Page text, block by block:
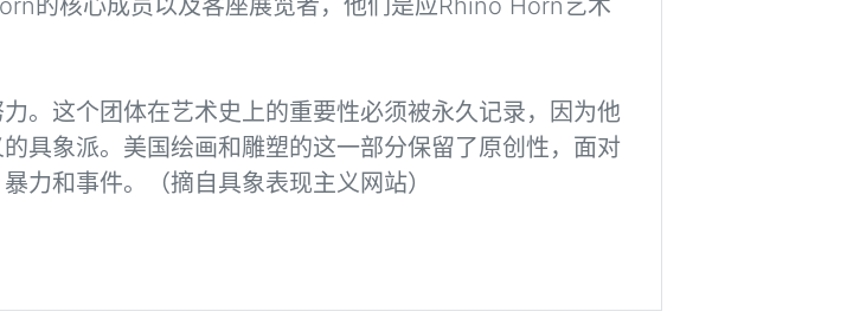
。这个团体在艺术史上的重要性必须被永久记录，因为他
具象派。美国绘画和雕塑的这一部分保留了原创性，面对
力和事件。（摘自具象表现主义网站）